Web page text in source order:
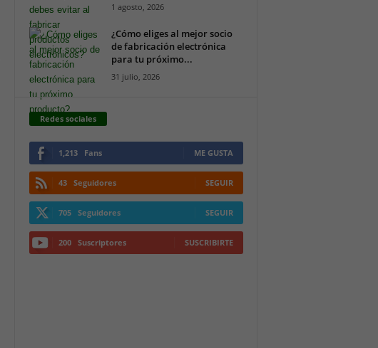
1 agosto, 2026
¿Cómo eliges al mejor socio
de fabricación electrónica
para tu próximo...
31 julio, 2026
Redes sociales
1,213 Fans ME GUSTA
43 Seguidores SEGUIR
705 Seguidores SEGUIR
200 Suscriptores SUSCRIBIRTE